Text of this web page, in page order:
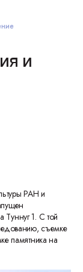
и
РАН и
1. С той
съемке
памятника на